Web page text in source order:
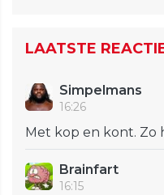
LAATSTE
Simpelmans
16:26
Met kop en kont. Zo
Brainfart
16:15